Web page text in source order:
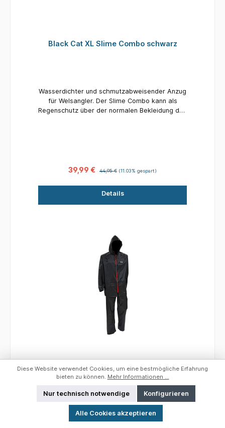
Black Cat XL Slime Combo schwarz
Wasserdichter und schmutzabweisender Anzug
für Welsangler. Der Slime Combo kann als
Regenschutz über der normalen Bekleidung des
Slime Combo besser geschützt ist.
39,99 € 44,95 € (11.03% gespart)
Details
DAM PROTEC RAINSUIT Leichter, zweiteiliger
Regenanzug aus starkem Shell-Material (65%
Werkzeugleiste anzeigen
Diese Website verwendet Cookies, um eine bestmögliche Erfahrung
bieten zu können. Mehr Informationen ...
Nur technisch notwendige Konfigurieren
Alle Cookies akzeptieren